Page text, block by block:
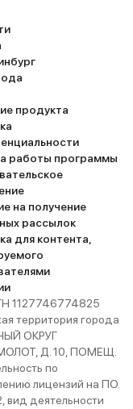
продукта
работы программы
на получение
рассылок
для контента,
1127746774825
территория города
ОКРУГ
Д. 10, ПОМЕЩ.
по
лицензий на ПО.
вид деятельности